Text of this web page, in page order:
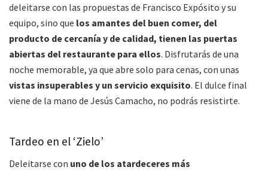
deleitarse con las propuestas de Francisco Expósito y su
equipo, sino que los amantes del buen comer, del
producto de cercanía y de calidad, tienen las puertas
abiertas del restaurante para ellos. Disfrutarás de una
noche memorable, ya que abre solo para cenas, con unas
vistas insuperables y un servicio exquisito. El dulce final
viene de la mano de Jesús Camacho, no podrás resistirte.
Tardeo en el ‘Zielo’
Deleitarse con uno de los atardeceres más